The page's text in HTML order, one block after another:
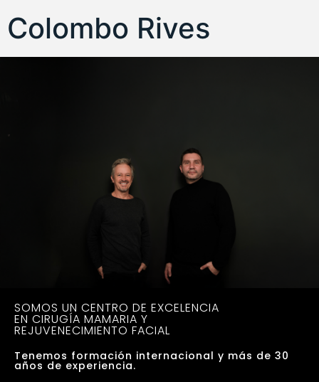
Colombo Rives
SOMOS UN CENTRO DE EXCELENCIA
EN CIRUGÍA MAMARIA Y
REJUVENECIMIENTO FACIAL
Tenemos formación internacional y más de 30
años de experiencia.